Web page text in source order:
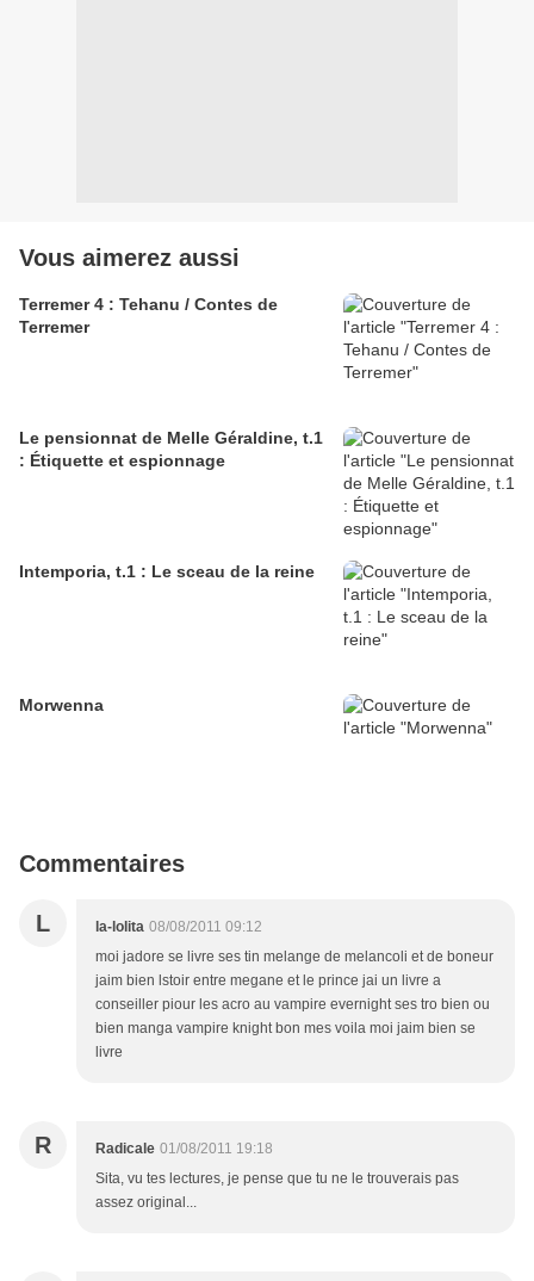
Vous aimerez aussi
Terremer 4 : Tehanu / Contes de
Terremer
Le pensionnat de Melle Géraldine, t.1
: Étiquette et espionnage
Intemporia, t.1 : Le sceau de la reine
Morwenna
Commentaires
L la-lolita 08/08/2011 09:12
moi jadore se livre ses tin melange de melancoli et de boneur
jaim bien lstoir entre megane et le prince jai un livre a
conseiller piour les acro au vampire evernight ses tro bien ou
bien manga vampire knight bon mes voila moi jaim bien se
livre
R Radicale 01/08/2011 19:18
Sita, vu tes lectures, je pense que tu ne le trouverais pas
assez original...